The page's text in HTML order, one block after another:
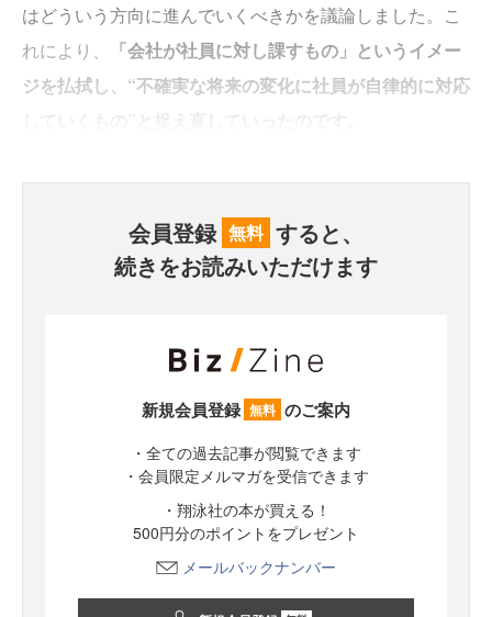
はどういう方向に進んでいくべきかを議論しました。こ
れにより、
「会社が社員に対し課すもの」というイメー
ジを払拭し、“不確実な将来の変化に社員が自律的に対応
会員登録 無料 すると、
続きをお読みいただけます
新規会員登録 無料 のご案内
・全ての過去記事が閲覧できます
・会員限定メルマガを受信できます
・翔泳社の本が買える！
500円分のポイントをプレゼント
メールバックナンバー